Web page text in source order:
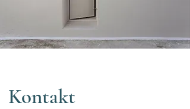
Kontakt